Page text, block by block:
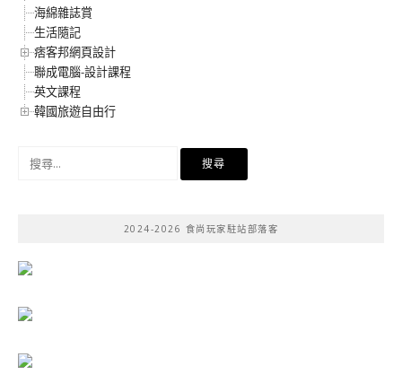
海綿雜誌賞
生活隨記
痞客邦網頁設計
聯成電腦-設計課程
英文課程
韓國旅遊自由行
2024-2026 食尚玩家駐站部落客